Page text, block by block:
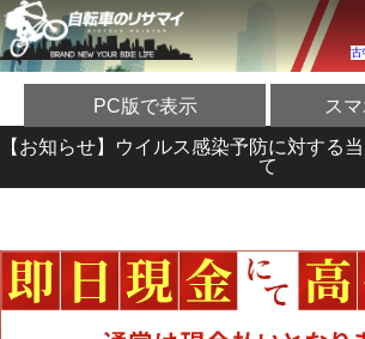
古
PC版で表示 ス
【お知らせ】ウイルス感染予防に対する
て